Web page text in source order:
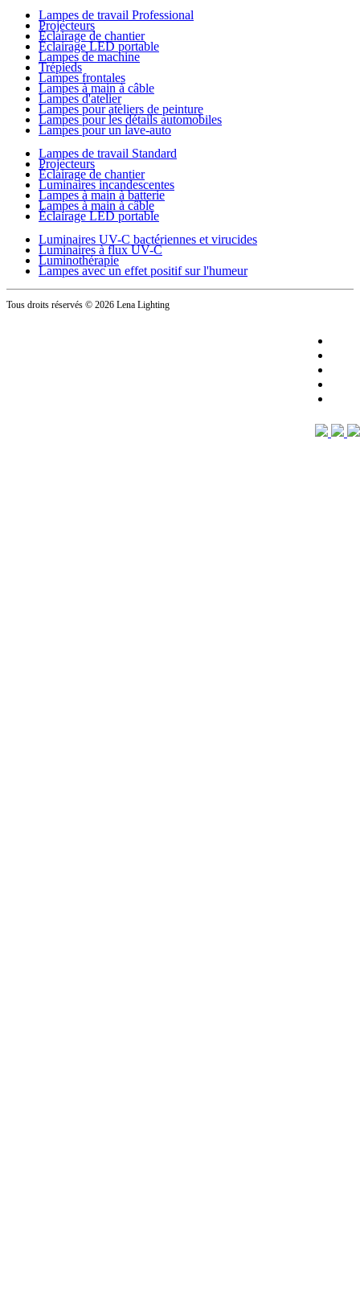
Lampes de travail Professional
Projecteurs
Éclairage de chantier
Éclairage LED portable
Lampes de machine
Trépieds
Lampes frontales
Lampes à main à câble
Lampes d'atelier
Lampes pour ateliers de peinture
Lampes pour les détails automobiles
Lampes pour un lave-auto
Lampes de travail Standard
Projecteurs
Éclairage de chantier
Luminaires incandescentes
Lampes à main à batterie
Lampes à main à câble
Éclairage LED portable
Luminaires UV-C bactériennes et virucides
Luminaires à flux UV-C
Luminothérapie
Lampes avec un effet positif sur l'humeur
Tous droits réservés © 2026 Lena Lighting